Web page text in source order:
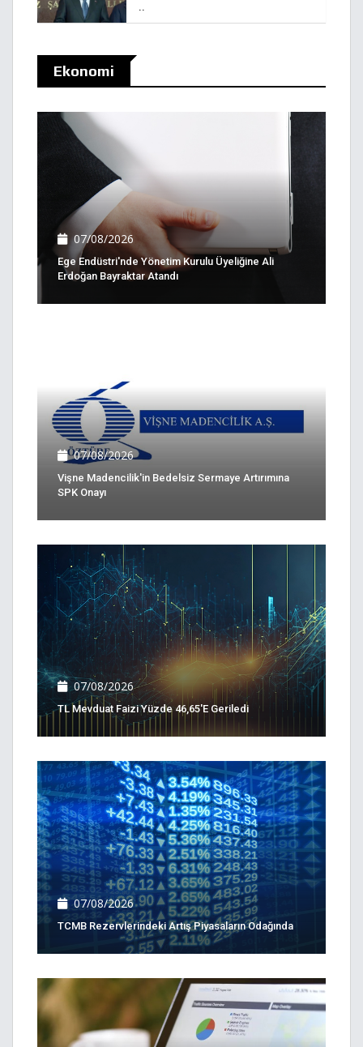
..
Ekonomi
07/08/2026
Ege Endüstri'nde Yönetim Kurulu Üyeliğine Ali
Erdoğan Bayraktar Atandı
07/08/2026
Vişne Madencilik'in Bedelsiz Sermaye Artırımına
SPK Onayı
07/08/2026
TL Mevduat Faizi Yüzde 46,65'e Geriledi
07/08/2026
TCMB Rezervlerindeki Artış Piyasaların Odağında